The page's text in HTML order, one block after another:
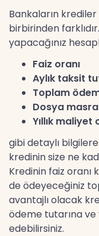
Bankaların
birbirinden
yapacağınız
Faiz oranı
Aylık taksit
Toplam
Dosya
Yıllık maliyet
gibi detaylı
kredinin size ne
Kredinin faiz
de ödeyeceğiniz
avantajlı olacak
ödeme tutarına ve
edebilirsiniz.